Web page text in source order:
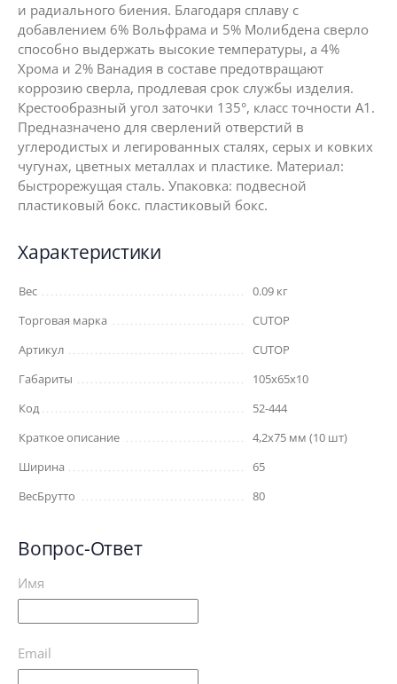
и радиального биения. Благодаря сплаву с
добавлением 6% Вольфрама и 5% Молибдена сверло
способно выдержать высокие температуры, а 4%
Хрома и 2% Ванадия в составе предотвращают
коррозию сверла, продлевая срок службы изделия.
Крестообразный угол заточки 135°, класс точности А1.
Предназначено для сверлений отверстий в
углеродистых и легированных сталях, серых и ковких
чугунах, цветных металлах и пластике. Материал:
быстрорежущая сталь. Упаковка: подвесной
пластиковый бокс. пластиковый бокс.
Характеристики
Вес
0.09 кг
Торговая марка
CUTOP
Артикул
CUTOP
Габариты
105x65x10
Код
52-444
Краткое описание
4,2х75 мм (10 шт)
Ширина
65
ВесБрутто
80
Вопрос-Ответ
Имя
Email